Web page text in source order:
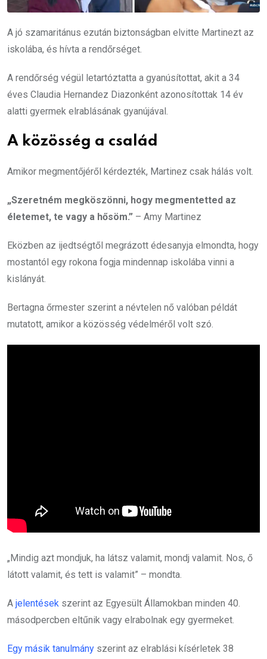
A jó szamaritánus ezután biztonságban elvitte Martinezt az
iskolába, és hívta a rendőrséget.
A rendőrség végül letartóztatta a gyanúsítottat, akit a 34
éves Claudia Hernandez Diazonként azonosítottak 14 év
alatti gyermek elrablásának gyanújával.
A közösség a család
Amikor megmentőjéről kérdezték, Martinez csak hálás volt.
„Szeretném megköszönni, hogy megmentetted az
életemet, te vagy a hősöm.” – Amy Martinez
Eközben az ijedtségtől megrázott édesanyja elmondta, hogy
mostantól egy rokona fogja mindennap iskolába vinni a
kislányát.
Bertagna őrmester szerint a névtelen nő valóban példát
mutatott, amikor a közösség védelméről volt szó.
„Mindig azt mondjuk, ha látsz valamit, mondj valamit. Nos, ő
látott valamit, és tett is valamit” – mondta.
A jelentések szerint az Egyesült Államokban minden 40.
másodpercben eltűnik vagy elrabolnak egy gyermeket.
Egy másik tanulmány szerint az elrablási kísérletek 38